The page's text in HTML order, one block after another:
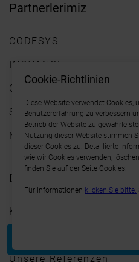
Partnerlerimiz
CODESYS
INOVANCE
OSAI
SCHNEIDER
NIDEC
Destek
Kontaktieren Sie Uns
Unsere Referenzen
Cookie-Richtlinien
Diese Website verwendet Cookies,
Benutzererfahrung zu verbessern
Betrieb der Website zu
Nutzung dieser Website stimmen
dieser Cookies zu. Detaillierte
wie wir Cookies verwenden,
finden Sie auf der Seite Cookies.
Für Informationen klicken Sie bitte.